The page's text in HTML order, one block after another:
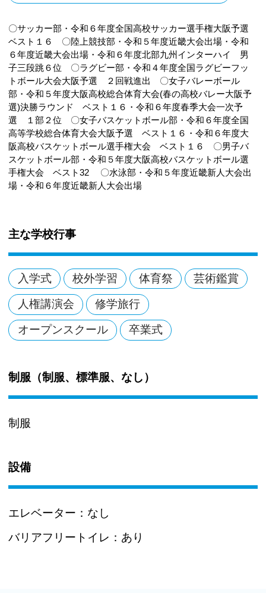
〇サッカー部・令和６年度全国高校サッカー選手権大阪予選
ベスト１６ 〇陸上競技部・令和５年度近畿大会出場・令和
６年度近畿大会出場・令和６年度北部九州インターハイ 男
子三段跳６位 〇ラグビー部・令和４年度全国ラグビーフッ
トボール大会大阪予選 ２回戦進出 〇女子バレーボール
部・令和５年度大阪高校総合体育大会(春の高校バレー大阪予
選)決勝ラウンド ベスト１６・令和６年度春季大会一次予
選 １部２位 〇女子バスケットボール部・令和６年度全国
高等学校総合体育大会大阪予選 ベスト１６・令和６年度大
阪高校バスケットボール選手権大会 ベスト１６ 〇男子バ
スケットボール部・令和５年度大阪高校バスケットボール選
手権大会 ベスト32 〇水泳部・令和５年度近畿新人大会出
場・令和６年度近畿新人大会出場
主な学校行事
入学式 校外学習 体育祭 芸術鑑賞
人権講演会 修学旅行
オープンスクール 卒業式
制服（制服、標準服、なし）
制服
設備
エレベーター： なし
バリアフリートイレ： あり